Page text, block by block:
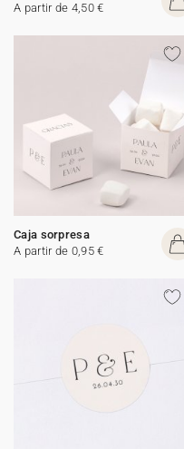
A partir de 4,50 €
Caja sorpresa
A partir de 0,95 €